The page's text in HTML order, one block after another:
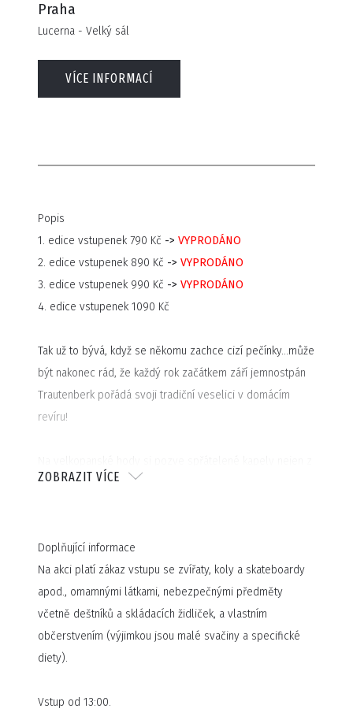
Praha
Lucerna - Velký sál
VÍCE INFORMACÍ
Popis
1. edice vstupenek 790 Kč -> VYPRODÁNO
2. edice vstupenek 890 Kč -> VYPRODÁNO
3. edice vstupenek 990 Kč -> VYPRODÁNO
4. edice vstupenek 1090 Kč
Tak už to bývá, když se někomu zachce cizí pečínky…může
být nakonec rád, že každý rok začátkem září jemnostpán
Trautenberk pořádá svoji tradiční veselici v domácím
revíru!
české kotliny, ale i ze zahraničí, navaří vlastní pivo,
Přijďte se naladit do velkopanska na třetí ročník tradičního
HIMLHERGOTFESTu v Plzni za Plazou a pořádně se
rozežrat bavorskými specialitami, či kančím gulášem a
rozjuchat se v nejen v rytmu tanzmetalu.
ZOBRAZIT VÍCE
Doplňující informace
Na akci platí zákaz vstupu se zvířaty, koly a skateboardy
apod., omamnými látkami, nebezpečnými předměty
včetně deštníků a skládacích židliček, a vlastním
občerstvením (výjimkou jsou malé svačiny a specifické
diety).
Vstup od 13:00.